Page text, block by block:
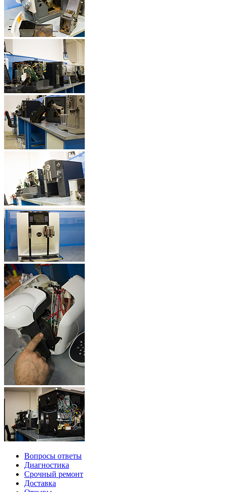
Вопросы ответы
Диагностика
Срочный ремонт
Доставка